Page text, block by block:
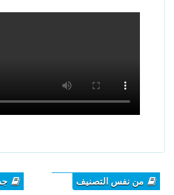
من نفس التصنيف